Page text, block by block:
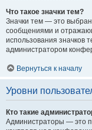
Что такое значки тем?
Значки тем — это
сообщениями и
использования значков
администратором
Вернуться к началу
Уровни
Кто такие
Администраторы — это